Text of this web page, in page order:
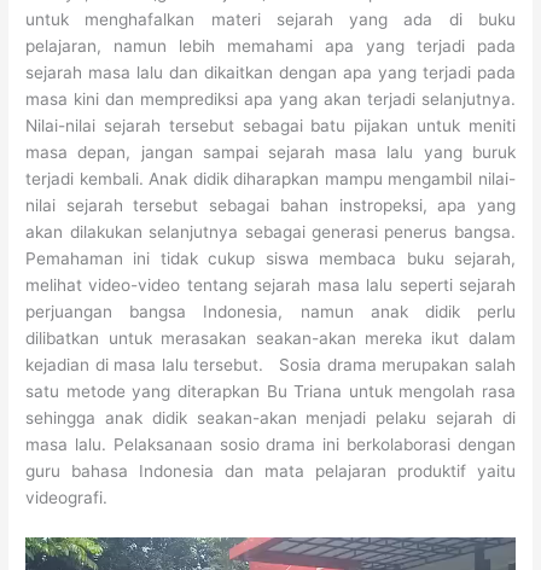
untuk menghafalkan materi sejarah yang ada di buku
pelajaran, namun lebih memahami apa yang terjadi pada
sejarah masa lalu dan dikaitkan dengan apa yang terjadi pada
masa kini dan memprediksi apa yang akan terjadi selanjutnya.
Nilai-nilai sejarah tersebut sebagai batu pijakan untuk meniti
masa depan, jangan sampai sejarah masa lalu yang buruk
terjadi kembali. Anak didik diharapkan mampu mengambil nilai-
nilai sejarah tersebut sebagai bahan instropeksi, apa yang
akan dilakukan selanjutnya sebagai generasi penerus bangsa.
Pemahaman ini tidak cukup siswa membaca buku sejarah,
melihat video-video tentang sejarah masa lalu seperti sejarah
perjuangan bangsa Indonesia, namun anak didik perlu
dilibatkan untuk merasakan seakan-akan mereka ikut dalam
kejadian di masa lalu tersebut. Sosia drama merupakan salah
satu metode yang diterapkan Bu Triana untuk mengolah rasa
sehingga anak didik seakan-akan menjadi pelaku sejarah di
masa lalu. Pelaksanaan sosio drama ini berkolaborasi dengan
guru bahasa Indonesia dan mata pelajaran produktif yaitu
videografi.
Video